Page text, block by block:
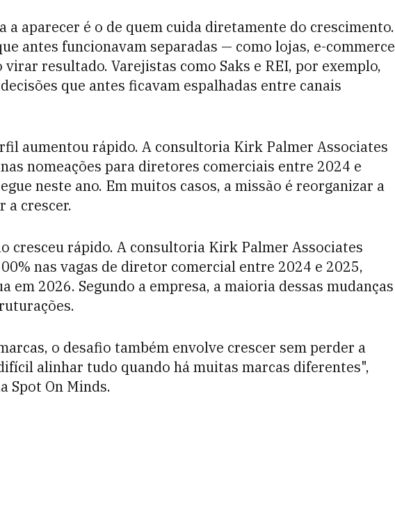
a aparecer é o de quem cuida diretamente do crescimento.
antes funcionavam separadas — como lojas, e-commerce
resultado. Varejistas como Saks e REI, por exemplo,
que antes ficavam espalhadas entre canais
aumentou rápido. A consultoria Kirk Palmer Associates
nomeações para diretores comerciais entre 2024 e
neste ano. Em muitos casos, a missão é reorganizar a
a crescer.
cresceu rápido. A consultoria Kirk Palmer Associates
nas vagas de diretor comercial entre 2024 e 2025,
em 2026. Segundo a empresa, a maioria dessas mudanças
o desafio também envolve crescer sem perder a
alinhar tudo quando há muitas marcas diferentes",
Spot On Minds.